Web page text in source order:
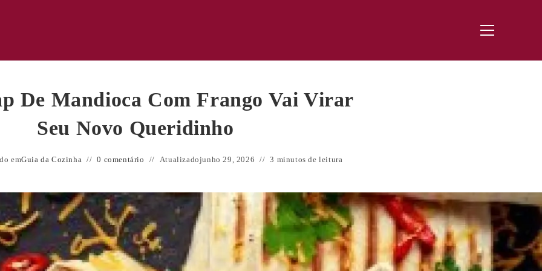
Menu
De Mandioca Com Frango Vai Virar
Seu Novo Queridinho
emGuia da Cozinha 0 comentário Atualizadojunho 29, 2026 3 minutos de leitura